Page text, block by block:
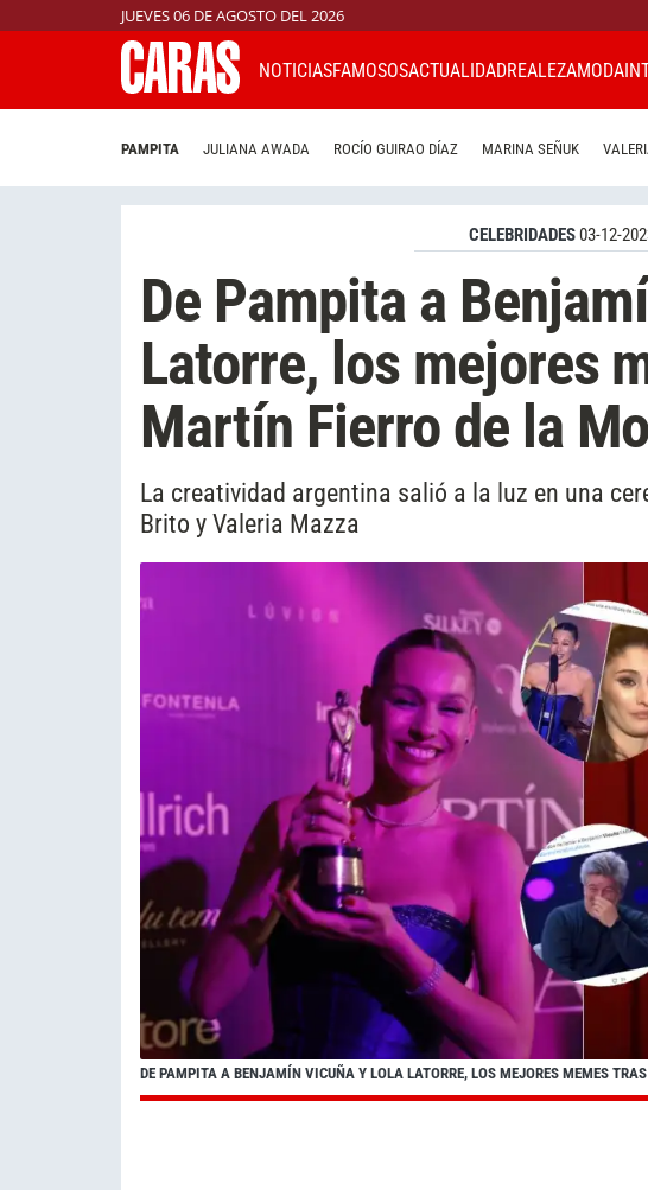
JUEVES 06 DE AGOSTO DEL 2026
NOTICIASFAMOSOSACTUALIDADREALEZAMODA
PAMPITA JULIANA AWADA ROCÍO GUIRAO DÍAZ MARINA SEÑUK
CELEBRIDADES03-12-
De Pampita a
Latorre, los mejores
Martín Fierro de la
La creatividad argentina salió a la luz en una
Brito y Valeria Mazza
DE PAMPITA A BENJAMÍN VICUÑA Y LOLA LATORRE, LOS MEJORES MEMES